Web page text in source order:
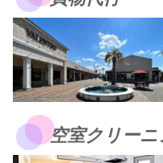
空室クリー